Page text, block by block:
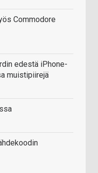
Commodore
edestä iPhone-
muistipiirejä